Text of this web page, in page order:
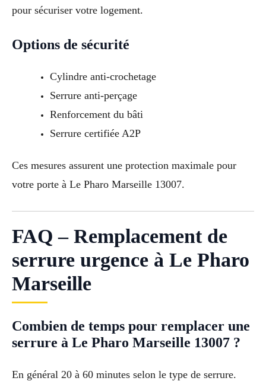
pour sécuriser votre logement.
Options de sécurité
Cylindre anti-crochetage
Serrure anti-perçage
Renforcement du bâti
Serrure certifiée A2P
Ces mesures assurent une protection maximale pour
votre porte à Le Pharo Marseille 13007.
FAQ – Remplacement de
serrure urgence à Le Pharo
Marseille
Combien de temps pour remplacer une
serrure à Le Pharo Marseille 13007 ?
En général 20 à 60 minutes selon le type de serrure.